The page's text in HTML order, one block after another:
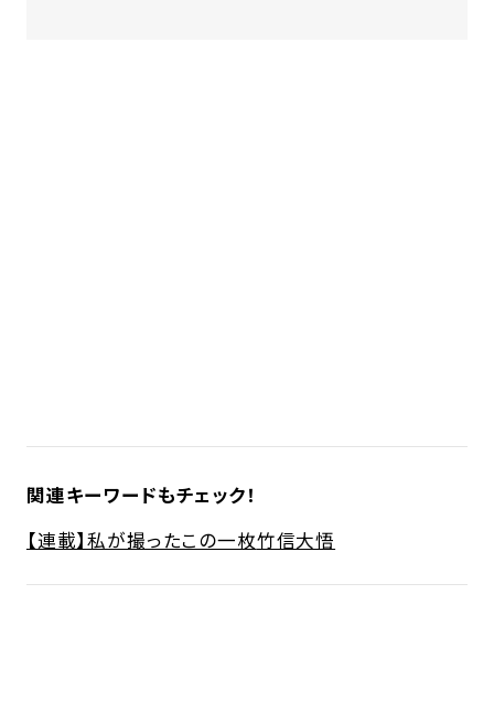
関連キーワードもチェック！
【連載】私が撮ったこの一枚竹信大悟